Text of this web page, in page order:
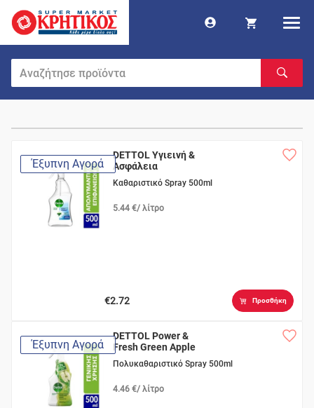
Έξυπνη Αγορά
DETTOL Υγιεινή &
Ασφάλεια
Καθαριστικό Spray 500ml
5.44 €/ λίτρο
€2.72 Προσθήκη
Έξυπνη Αγορά
DETTOL Power &
Fresh Green Apple
Πολυκαθαριστικό Spray 500ml
4.46 €/ λίτρο